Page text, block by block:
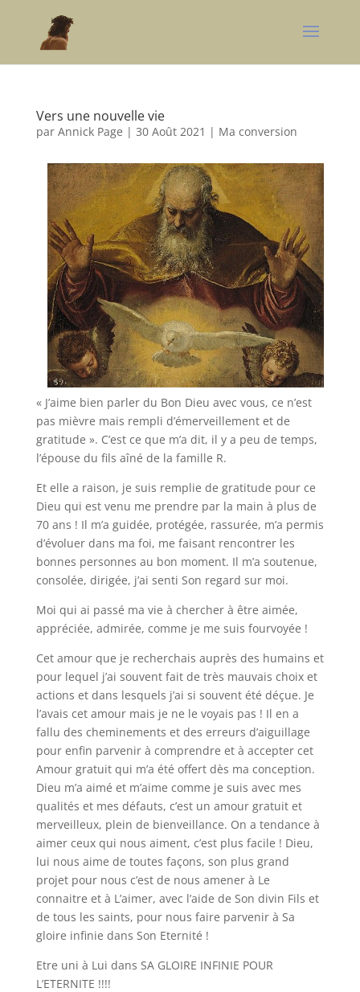
Vers une nouvelle vie
par Annick Page | 30 Août 2021 | Ma conversion
« J’aime bien parler du Bon Dieu avec vous, ce n’est
pas mièvre mais rempli d’émerveillement et de
gratitude ». C’est ce que m’a dit, il y a peu de temps,
l’épouse du fils aîné de la famille R.
Et elle a raison, je suis remplie de gratitude pour ce
Dieu qui est venu me prendre par la main à plus de
70 ans ! Il m’a guidée, protégée, rassurée, m’a permis
d’évoluer dans ma foi, me faisant rencontrer les
bonnes personnes au bon moment. Il m’a soutenue,
consolée, dirigée, j’ai senti Son regard sur moi.
Moi qui ai passé ma vie à chercher à être aimée,
appréciée, admirée, comme je me suis fourvoyée !
Cet amour que je recherchais auprès des humains et
pour lequel j’ai souvent fait de très mauvais choix et
actions et dans lesquels j’ai si souvent été déçue. Je
l’avais cet amour mais je ne le voyais pas ! Il en a
fallu des cheminements et des erreurs d’aiguillage
pour enfin parvenir à comprendre et à accepter cet
Amour gratuit qui m’a été offert dès ma conception.
Dieu m’a aimé et m’aime comme je suis avec mes
qualités et mes défauts, c’est un amour gratuit et
merveilleux, plein de bienveillance. On a tendance à
aimer ceux qui nous aiment, c’est plus facile ! Dieu,
lui nous aime de toutes façons, son plus grand
projet pour nous c’est de nous amener à Le
connaitre et à L’aimer, avec l’aide de Son divin Fils et
de tous les saints, pour nous faire parvenir à Sa
gloire infinie dans Son Eternité !
Etre uni à Lui dans SA GLOIRE INFINIE POUR
L’ETERNITE !!!!